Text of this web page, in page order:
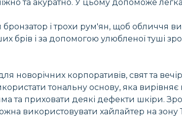
та акуратно. У цьому допоможе
і трохи рум'ян, щоб обличчя
і за допомогою улюбленої туші
новорічних корпоративів, свят та
тональну основу, яка вирівняє
та приховати деякі дефекти шкіри.
використовувати хайлайтер на зону